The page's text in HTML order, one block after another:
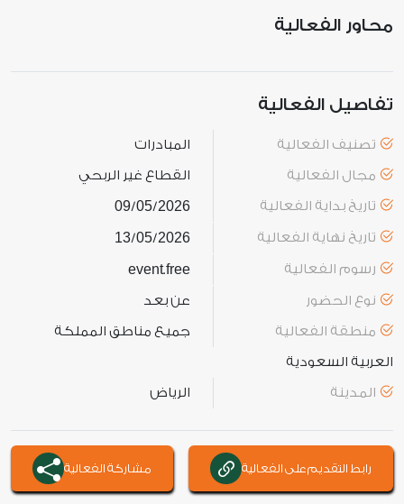
محاور الفعالية
تفاصيل الفعالية
تصنيف الفعالية
المبادرات
مجال الفعالية
القطاع غير الربحي
تاريخ بداية الفعالية
09/05/2026
تاريخ نهاية الفعالية 13/05/2026
رسوم الفعالية event.free
نوع الحضور
عن بعد
منطقة الفعالية
جميع مناطق المملكة
العربية السعودية
المدينة
الرياض
رابط التقديم على الفعالية مشاركة الفعالية